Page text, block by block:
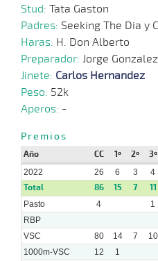
Stud: Tata Gaston
Padres: Seeking The Dia y
Haras: H. Don Alberto
Preparador: Jorge
Jinete: Carlos Hernandez
Peso: 52k
Aperos: -
Premios
Año CC 1º 2º 3º
2022 26 6 3 4
Total 86 15 7 11
Pasto 4 1
RBP
VSC
80 14 7 10
1000m-VSC
12 1